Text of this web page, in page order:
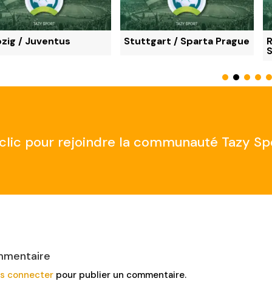
/ Juventus Stuttgart / Sparta Prague
clic pour rejoindre la communauté Tazy
connecter pour publier un commentaire.